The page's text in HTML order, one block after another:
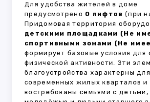
Для удобства жителей в доме
предусмотрено 0 лифтов (при
Придомовая территория
детскими площадками (Не
спортивными зонами (Не
формирует базовые условия для
физической активности. Эти
благоустройства характерны для
современных жилых кварталов и
востребованы семьями с детьми,